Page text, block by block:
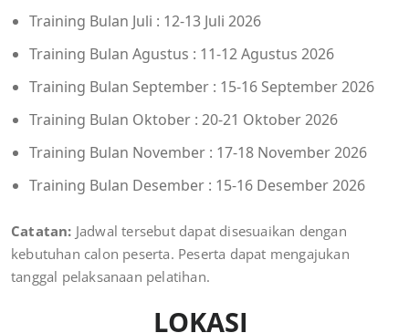
Training Bulan Juli : 12-13 Juli 2026
Training Bulan Agustus : 11-12 Agustus 2026
Training Bulan September : 15-16 September 2026
Training Bulan Oktober : 20-21 Oktober 2026
Training Bulan November : 17-18 November 2026
Training Bulan Desember : 15-16 Desember 2026
Catatan: Jadwal tersebut dapat disesuaikan dengan
kebutuhan calon peserta. Peserta dapat mengajukan
tanggal pelaksanaan pelatihan.
LOKASI